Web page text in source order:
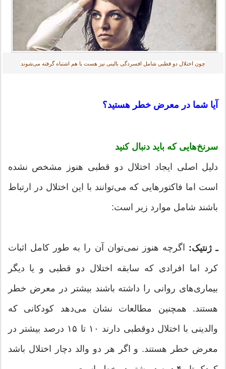
چون اختلال دو قطبی شامل افسردگی بالینی نیز هست با هم اشتباه گرفته می‌شوند‎
آیا شما در معرض خطر هستید؟
سرنخ‌هایی که باید دنبال کنید
دلیل اصلی ایجاد اختلال دو قطبی هنوز مشخص نشده
است اما فاکتورهایی که می‌توانند با این اختلال در ارتباط
باشند شامل موارد زیر است:
ـ ژنتیک: اگرچه هنوز نمی‌توان آن را به طور کامل اثبات
کرد اما افرادی که سابقه اختلال دو قطبی و یا دیگر
بیماری‌های روانی را داشته باشند بیشتر در معرض خطر
هستند. همچنین مطالعات نشان می‌دهد کودکانی که
والدینی با اختلال دوقطبی دارند ۱۰ تا ۱۵ درصد بیشتر در
معرض خطر هستند. و اگر هر دو والد دچار اختلال باشد